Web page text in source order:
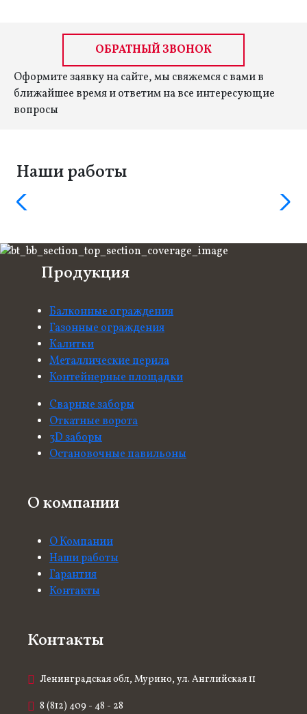
ОБРАТНЫЙ ЗВОНОК
Оформите заявку на сайте, мы свяжемся с вами в
ближайшее время и ответим на все интересующие
вопросы
Наши работы
Продукция
Балконные ограждения
Газонные ограждения
Калитки
Металлические перила
Контейнерные площадки
Сварные заборы
Откатные ворота
3D заборы
Остановочные павильоны
О компании
О Компании
Наши работы
Гарантия
Контакты
Контакты
Ленинградская обл, Мурино, ул. Английская 11
8 (812) 409 - 48 - 28